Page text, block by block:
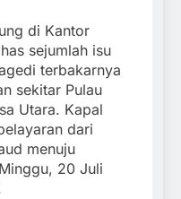
di Kantor
sejumlah isu
terbakarnya
sekitar Pulau
Utara. Kapal
dari
menuju
20 Juli